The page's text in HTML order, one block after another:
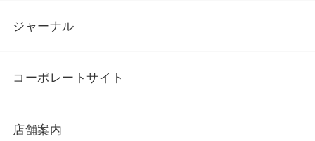
ジャーナル
コーポレートサイト
店舗案内